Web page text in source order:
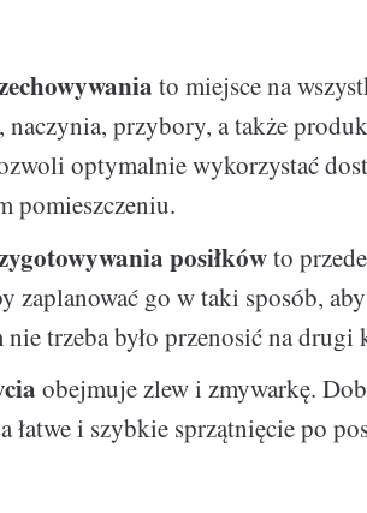
to miejsce na
naczynia, przybory, a także
optymalnie wykorzystać
pomieszczeniu.
posiłkówto
zaplanować go w taki sposób,
nie trzeba było przenosić na drugi
obejmuje zlew i zmywarkę.
łatwe i szybkie sprzątnięcie po